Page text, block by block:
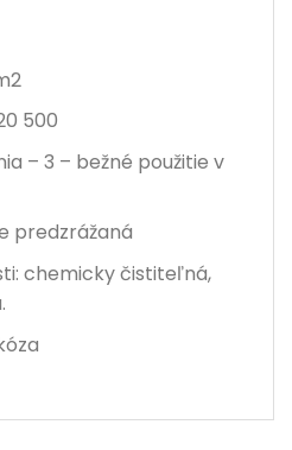
500
– 3 – bežné použitie v
predzrážaná
chemicky čistiteľná,